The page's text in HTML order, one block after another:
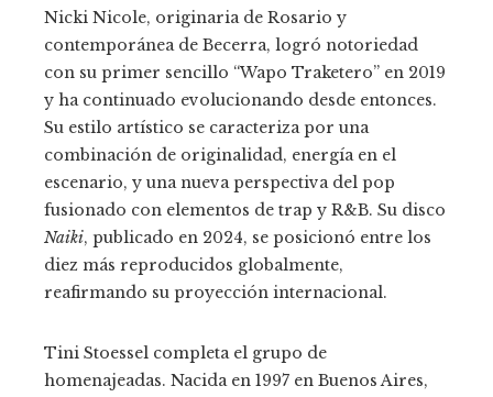
Nicki Nicole, originaria de Rosario y
contemporánea de Becerra, logró notoriedad
con su primer sencillo “Wapo Traketero” en 2019
y ha continuado evolucionando desde entonces.
Su estilo artístico se caracteriza por una
combinación de originalidad, energía en el
escenario, y una nueva perspectiva del pop
fusionado con elementos de trap y R&B. Su disco
Naiki, publicado en 2024, se posicionó entre los
diez más reproducidos globalmente,
reafirmando su proyección internacional.
Tini Stoessel completa el grupo de
homenajeadas. Nacida en 1997 en Buenos Aires,